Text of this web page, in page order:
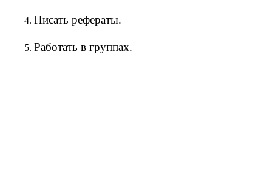
Писать рефераты.
Работать в группах.